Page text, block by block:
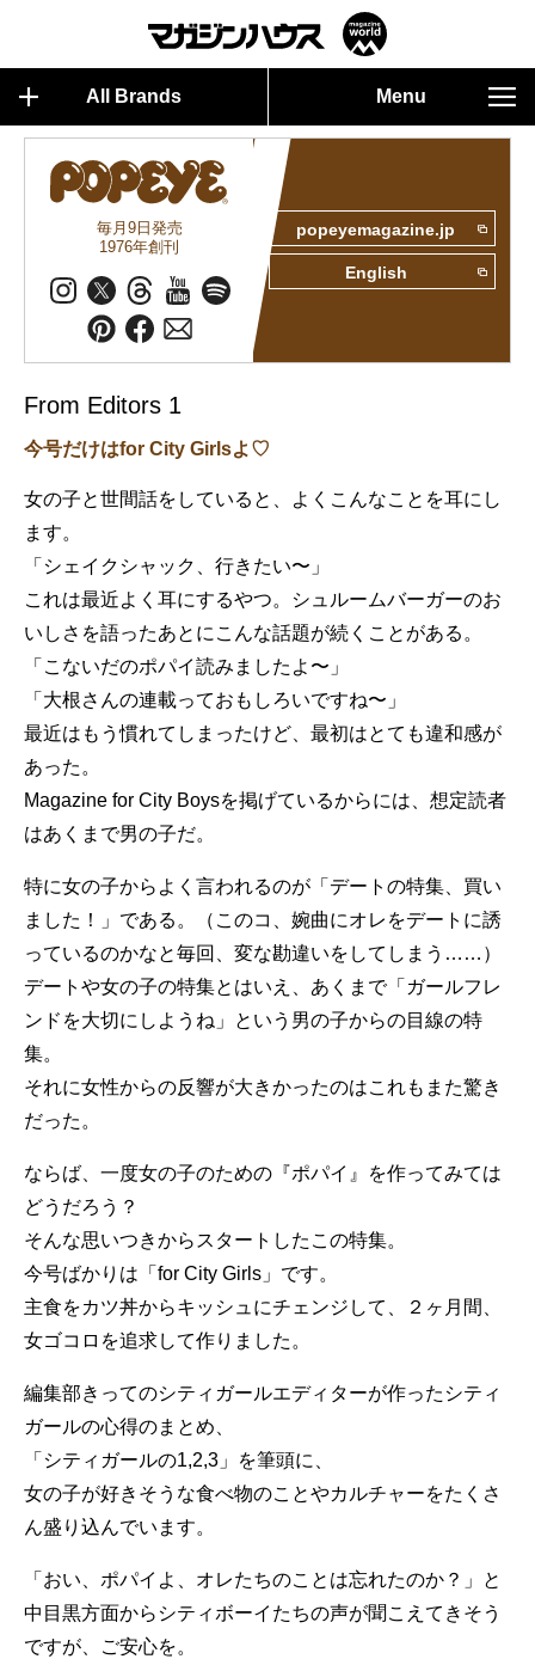
All Brands Menu
毎月9日発売
1976年創刊
popeyemagazine.jp
English
From Editors 1
今号だけはfor City Girlsよ♡
女の子と世間話をしていると、よくこんなことを耳にし
ます。
「シェイクシャック、行きたい〜」
これは最近よく耳にするやつ。シュルームバーガーのお
いしさを語ったあとにこんな話題が続くことがある。
「こないだのポパイ読みましたよ〜」
「大根さんの連載っておもしろいですね〜」
最近はもう慣れてしまったけど、最初はとても違和感が
あった。
Magazine for City Boysを掲げているからには、想定読者
はあくまで男の子だ。
特に女の子からよく言われるのが「デートの特集、買い
ました！」である。（このコ、婉曲にオレをデートに誘
っているのかなと毎回、変な勘違いをしてしまう……）
デートや女の子の特集とはいえ、あくまで「ガールフレ
ンドを大切にしようね」という男の子からの目線の特
集。
それに女性からの反響が大きかったのはこれもまた驚き
だった。
ならば、一度女の子のための『ポパイ』を作ってみては
どうだろう？
そんな思いつきからスタートしたこの特集。
今号ばかりは「for City Girls」です。
主食をカツ丼からキッシュにチェンジして、２ヶ月間、
女ゴコロを追求して作りました。
編集部きってのシティガールエディターが作ったシティ
ガールの心得のまとめ、
「シティガールの1,2,3」を筆頭に、
女の子が好きそうな食べ物のことやカルチャーをたくさ
ん盛り込んでいます。
「おい、ポパイよ、オレたちのことは忘れたのか？」と
中目黒方面からシティボーイたちの声が聞こえてきそう
ですが、ご安心を。